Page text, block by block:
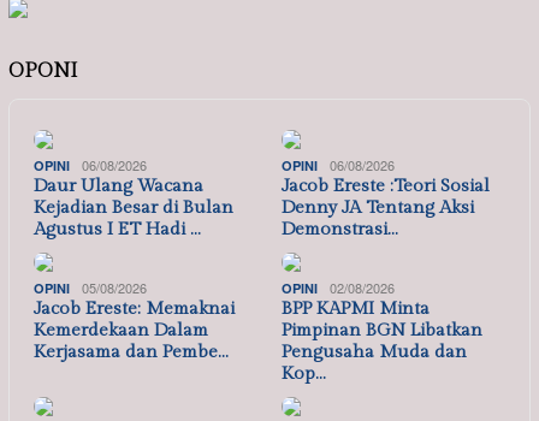
OPONI
OPINI 06/08/2026
Daur Ulang Wacana
Kejadian Besar di Bulan
Agustus I ET Hadi …
OPINI 06/08/2026
Jacob Ereste :Teori Sosial
Denny JA Tentang Aksi
Demonstrasi…
OPINI 05/08/2026
Jacob Ereste: Memaknai
Kemerdekaan Dalam
Kerjasama dan Pembe…
OPINI 02/08/2026
BPP KAPMI Minta
Pimpinan BGN Libatkan
Pengusaha Muda dan
Kop…